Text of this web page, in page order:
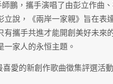
鵬，攜手演唱了由彭立作曲
說，《兩岸一家親》旨在表
攜手共進才能開創美好未來
家人的永恒主題。
愛的新創作歌曲徵集評選活